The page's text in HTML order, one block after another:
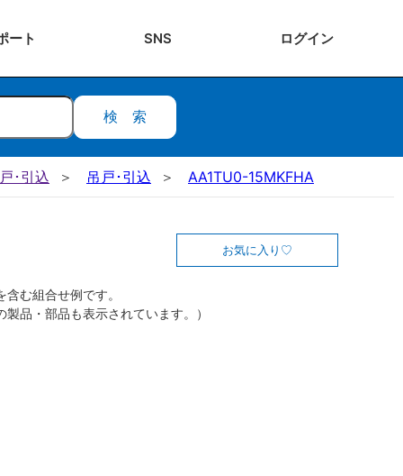
ート SNS ログイン
検索
･引込 吊戸･引込 AA1TU0-15MKFHA
お気に入り
む組合せ例です。
製品・部品も表示されています。）